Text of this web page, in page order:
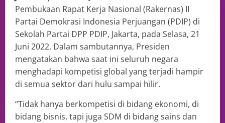
Pembukaan Rapat Kerja Nasional (Rakernas) II
Partai Demokrasi Indonesia Perjuangan (PDIP) di
Sekolah Partai DPP PDIP, Jakarta, pada Selasa, 21
Juni 2022. Dalam sambutannya, Presiden
mengatakan bahwa saat ini seluruh negara
menghadapi kompetisi global yang terjadi hampir
di semua sektor dari hulu sampai hilir.
“Tidak hanya berkompetisi di bidang ekonomi, di
bidang bisnis, tapi juga SDM di bidang sains dan